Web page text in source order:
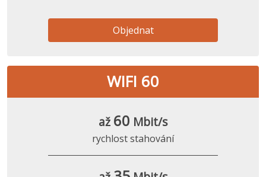
Objednat
WIFI 60
až 60 Mbit/s
rychlost stahování